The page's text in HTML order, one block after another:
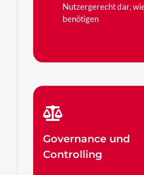
Nutzergerecht dar,
benötigen
Governance und
Controlling